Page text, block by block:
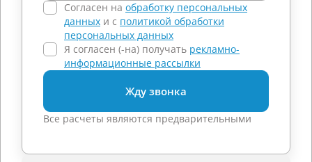
Согласен на обработку персональных
данных и c политикой обработки
персональных данных
Я согласен (-на) получать рекламно-
информационные рассылки
Жду звонка
Все расчеты являются предварительными